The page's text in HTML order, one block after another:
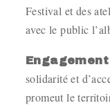
Festival et des
avec le public
Engagement
solidarité et
promeut le